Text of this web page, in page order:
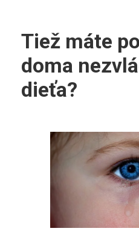
Tiež máte
doma
dieťa?